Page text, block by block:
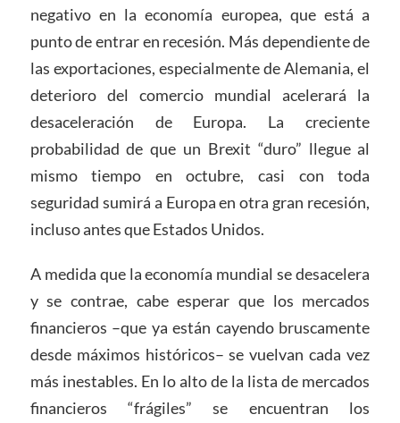
negativo en la economía europea, que está a
punto de entrar en recesión. Más dependiente de
las exportaciones, especialmente de Alemania, el
deterioro del comercio mundial acelerará la
desaceleración de Europa. La creciente
probabilidad de que un Brexit “duro” llegue al
mismo tiempo en octubre, casi con toda
seguridad sumirá a Europa en otra gran recesión,
incluso antes que Estados Unidos.
A medida que la economía mundial se desacelera
y se contrae, cabe esperar que los mercados
financieros –que ya están cayendo bruscamente
desde máximos históricos– se vuelvan cada vez
más inestables. En lo alto de la lista de mercados
financieros “frágiles” se encuentran los